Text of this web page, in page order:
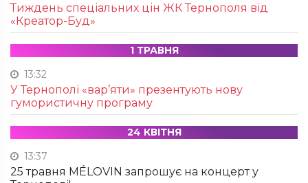
Тиждень спеціальних цін ЖК Тернополя від
«Креатор-Буд»
1 ТРАВНЯ
13:32
У Тернополі «вар’яти» презентують нову
гумористичну програму
24 КВІТНЯ
13:37
25 травня MÉLOVIN запрошує на концерт у